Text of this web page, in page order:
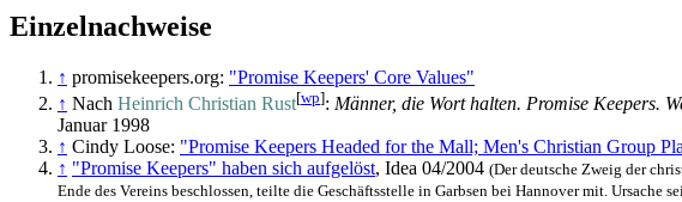
Einzelnachweise
↑ promisekeepers.org: "Promise Keepers' Core Values"
↑ Nach Heinrich Christian Rust[wp]: Männer, die Wort halten. Promise Keepers.
Januar 1998
↑ Cindy Loose: "Promise Keepers Headed for the Mall; Men's Christian Group
↑ "Promise Keepers" haben sich aufgelöst, Idea 04/2004 (Der deutsche Zweig der
Ende des Vereins beschlossen, teilte die Geschäftsstelle in Garbsen bei Hannover mit.